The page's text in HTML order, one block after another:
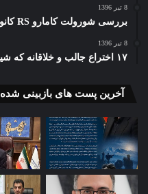
8 تیر 1396
بررسی شورولت کامارو RS کانورتیبل؛ رویایی برای مسافرت تابستانی
8 تیر 1396
۱۷ اختراع جالب و خلاقانه که شیوه زندگی شما را تغییر خواهند داد
آخرین پست های بازبینی شده